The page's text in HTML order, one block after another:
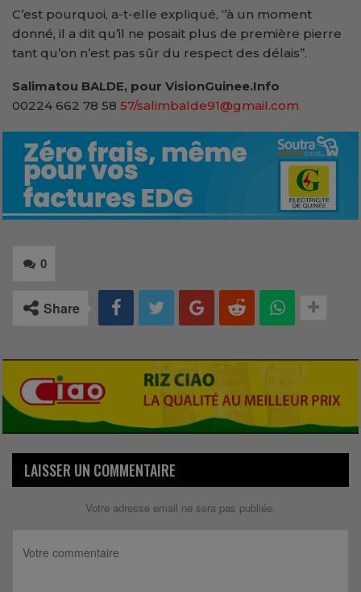
C’est pourquoi, a-t-elle expliqué, ‘’à un moment
donné, il a dit qu’il ne posait plus de première pierre
tant qu’on n’est pas sûr du respect des délais’’.
Salimatou BALDE, pour VisionGuinee.Info
00224 662 78 58 57/salimbalde91@gmail.com
0
Share
LAISSER UN COMMENTAIRE
Votre adresse email ne sera pas publiée.